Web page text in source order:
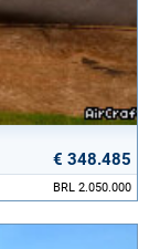
€ 348.485
BRL 2.050.000